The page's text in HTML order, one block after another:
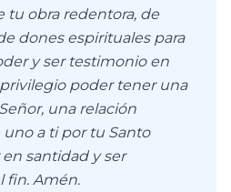
tu obra redentora, de
dones espirituales para
y ser testimonio en
poder tener una
una relación
a ti por tu Santo
santidad y ser
fin. Amén.